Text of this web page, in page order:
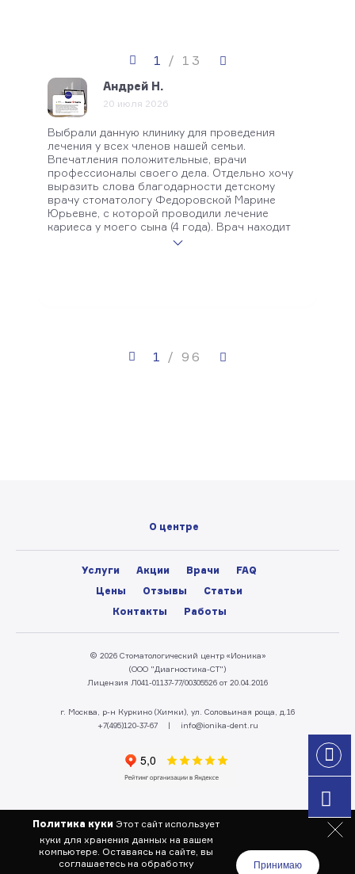
1 / 13
Андрей Н.
20 июля 2026
Выбрали данную клинику для проведения
лечения у всех членов нашей семьи.
Впечатления положительные, врачи
профессионалы своего дела. Отдельно хочу
выразить слова благодарности детскому
врачу стоматологу Федоровской Марине
Юрьевне, с которой проводили лечение
кариеса у моего сына (4 года). Врач находит
подход к ребенку, лечение проводит
1 / 96
О центре
Услуги Акции Врачи
FAQ
Цены
Отзывы
Статьи
Контакты
Работы
© 2026 Стоматологический центр «Ионика»
(ООО "Диагностика-СТ")
Лицензия Л041-01137-77/00305526 от 20.04.2016
г. Москва, р-н Куркино (Химки), ул. Соловьиная роща, д.16
+7(495)120-37-67
| info@ionika-dent.ru
Политика куки Этот сайт использует
куки для хранения данных на вашем
компьютере. Оставаясь на сайте, вы
соглашаетесь на обработку
Принимаю